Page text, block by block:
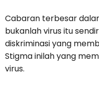
Cabaran terbesar
bukanlah virus itu
diskriminasi yang
Stigma inilah yang
virus.